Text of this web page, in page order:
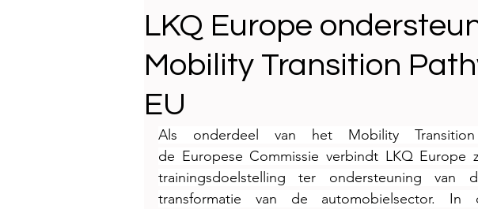
Reportages
LKQ Europe
Mobility Transition
EU
Als onderdeel van het Mobility Transition
de Europese Commissie verbindt LKQ Europe
trainingsdoelstelling ter ondersteuning
transformatie van de automobielsector.